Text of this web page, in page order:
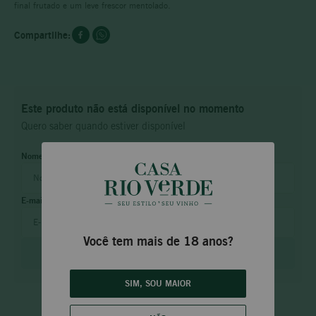
Você tem mais de 18 anos?
SIM, SOU MAIOR
final frutado e um leve frescor mentolado.
Este produto não está disponível no momento
Quero saber quando estiver disponível